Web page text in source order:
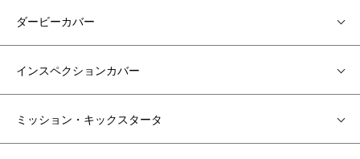
ダービーカバー
インスペクションカバー
ミッション・キックスタータ